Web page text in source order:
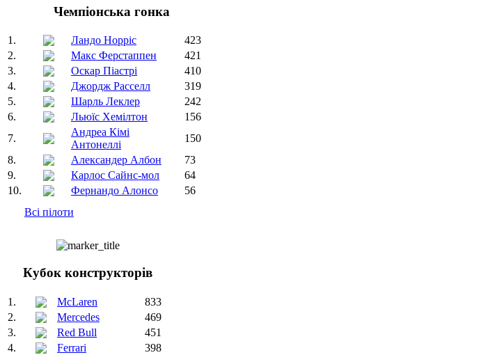
Чемпіонська гонка
1. Ландо Норріс
423
2.
Макс Ферстаппен
421
3.
Оскар Піастрі
410
4.
Джордж Расселл
319
5.
Шарль Леклер
242
6.
Льюїс Хемілтон
156
7.
Андреа Кімі
Антонеллі
150
8.
Александер Албон
73
9.
Карлос Сайнс-мол
64
10.
Фернандо Алонсо
56
Всі пілоти
Кубок конструкторів
1. McLaren
833
2.
Mercedes
469
3.
Red Bull
451
4.
Ferrari
398